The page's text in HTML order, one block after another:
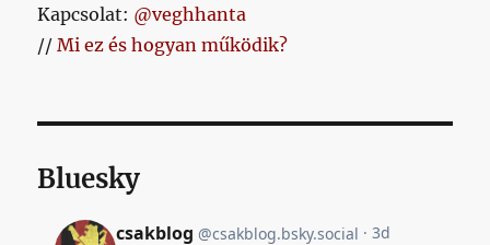
Kapcsolat: @veghhanta
//Mi ez és hogyan működik?
Bluesky